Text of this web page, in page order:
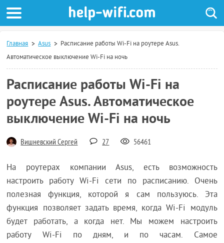
Главная Asus
Расписание работы Wi-Fi на роутере Asus.
Автоматическое выключение Wi-Fi на ночь
Расписание работы Wi-Fi на
роутере Asus. Автоматическое
выключение Wi-Fi на ночь
Вишневский Сергей 27 56461
На роутерах компании Asus, есть возможность
настроить работу Wi-Fi сети по расписанию. Очень
полезная функция, которой я сам пользуюсь. Эта
функция позволяет задать время, когда Wi-Fi модуль
будет работать, а когда нет. Мы можем настроить
работу Wi-Fi по дням, и по часам. Самое